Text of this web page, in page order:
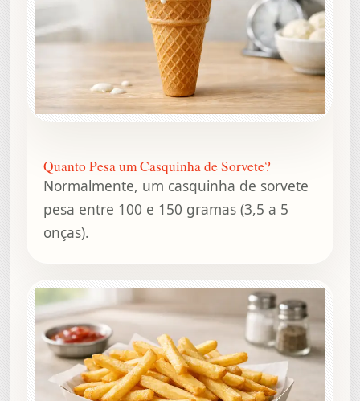
Quanto Pesa um Casquinha de Sorvete?
Normalmente, um casquinha de sorvete
pesa entre 100 e 150 gramas (3,5 a 5
onças).